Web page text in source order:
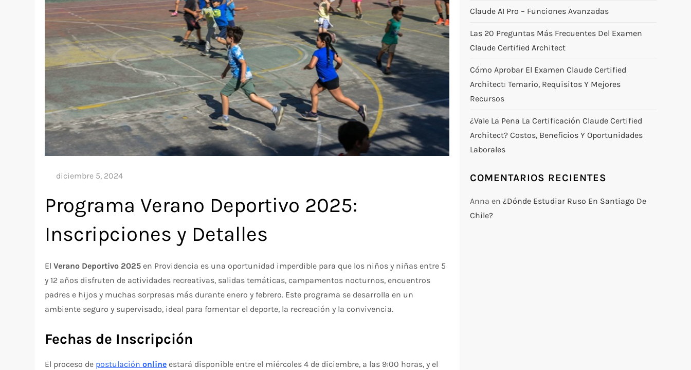
Programa Verano Deportivo 2025:
Inscripciones y Detalles
ElVerano Deportivo 2025 en Providencia es una oportunidad imperdible para que los niños y niñas entre 5
y 12 años disfruten de actividades recreativas, salidas temáticas, campamentos nocturnos, encuentros
padres e hijos y muchas sorpresas más durante enero y febrero. Este programa se desarrolla en un
ambiente seguro y supervisado, ideal para fomentar el deporte, la recreación y la convivencia.
Fechas de Inscripción
El proceso de postulaciónonline estará disponible entre el miércoles 4 de diciembre, a las 9:00 horas, y el
Claude AI Pro – Funciones Avanzadas
Las 20 Preguntas Más Frecuentes Del Examen
Claude Certified Architect
Cómo Aprobar El Examen Claude Certified
Architect: Temario, Requisitos Y Mejores
Recursos
¿Vale La Pena La Certificación Claude Certified
Architect? Costos, Beneficios Y Oportunidades
Laborales
COMENTARIOS RECIENTES
Anna en ¿Dónde Estudiar Ruso En Santiago De
Chile?